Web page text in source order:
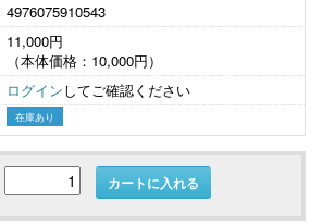
4976075910543
11,000円
（本体価格：10,000円）
ログインしてご確認ください
在庫あり
カートに入れる